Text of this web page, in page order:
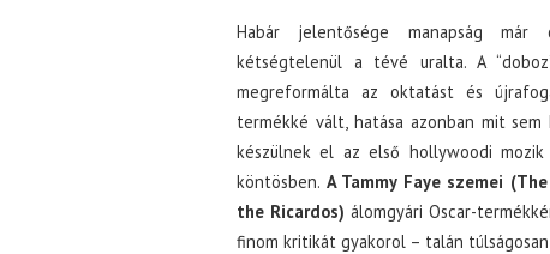
Habár jelentősége manapság már
kétségtelenül a tévé uralta. A
megreformálta az oktatást és
termékké vált, hatása azonban mit sem
készülnek el az első hollywoodi
köntösben. A Tammy Faye szemei
the Ricardos) álomgyári Oscar-
finom kritikát gyakorol – talán